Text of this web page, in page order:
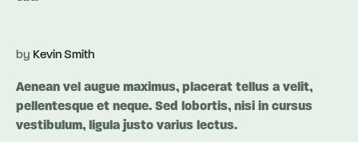
by Kevin Smith
Aenean vel augue maximus, placerat tellus a velit,
pellentesque et neque. Sed lobortis, nisi in cursus
vestibulum, ligula justo varius lectus.